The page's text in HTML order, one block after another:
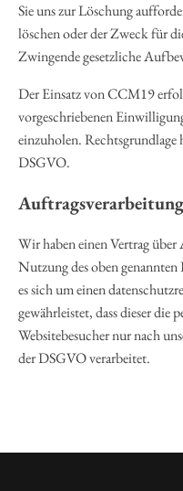
Sie uns zur Löschung
löschen oder der Zweck für
Zwingende gesetzliche
Der Einsatz von CCM19
vorgeschriebenen
einzuholen.
DSGVO.
Auftragsverarbeitung
Wir haben einen Vertrag
Nutzung des oben
es sich um einen
gewährleistet, dass dieser die
Websitebesucher nur nach
der DSGVO verarbeitet.